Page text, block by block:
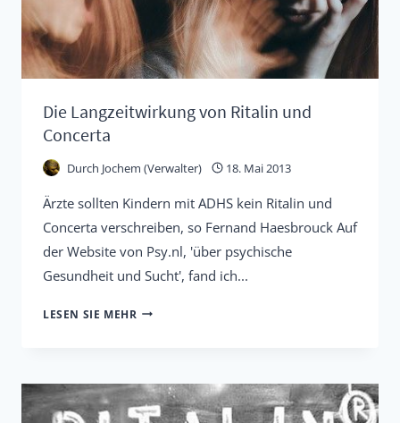
Die Langzeitwirkung von Ritalin und
Concerta
Durch Jochem (Verwalter) 18. Mai 2013
Ärzte sollten Kindern mit ADHS kein Ritalin und
Concerta verschreiben, so Fernand Haesbrouck Auf
der Website von Psy.nl, 'über psychische
Gesundheit und Sucht', fand ich...
LESEN SIE MEHR DIE
RITALIN
UND